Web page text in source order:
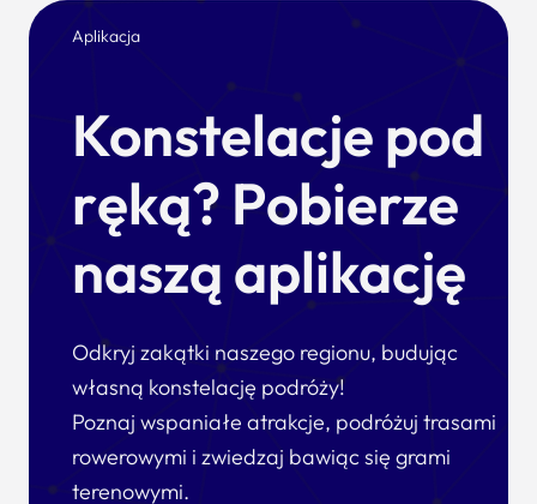
Aplikacja
Konstelacje pod
ręką? Pobierze
naszą aplikację
Odkryj zakątki naszego regionu, budując
własną konstelację podróży!
Poznaj wspaniałe atrakcje, podróżuj trasami
rowerowymi i zwiedzaj bawiąc się grami
terenowymi.